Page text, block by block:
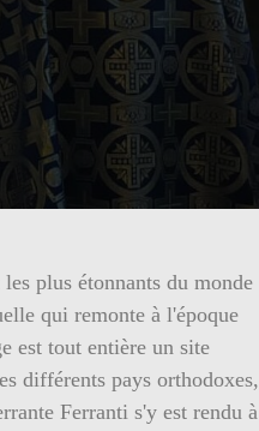
plus étonnants du monde
qui remonte à l'époque
est tout entière un site
différents pays orthodoxes,
Ferranti s'y est rendu à